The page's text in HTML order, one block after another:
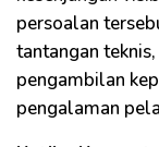
persoalan
tantangan
pengambilan
pengalaman